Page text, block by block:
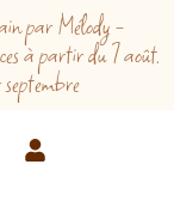
par Mélody -
partir du 7 août.